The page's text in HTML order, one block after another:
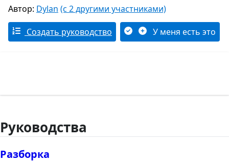
Автор: Dylan (с 2 другими участниками)
Создать руководство У меня есть это
Руководства
Разборка